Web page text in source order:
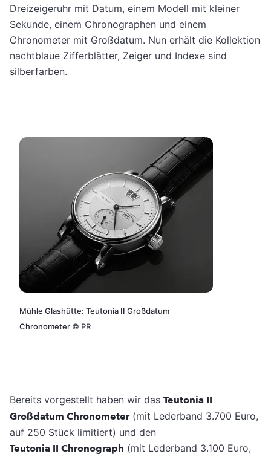
Dreizeigeruhr mit Datum, einem Modell mit kleiner
Sekunde, einem Chronographen und einem
Chronometer mit Großdatum. Nun erhält die Kollektion
nachtblaue Zifferblätter, Zeiger und Indexe sind
silberfarben.
Mühle Glashütte: Teutonia II Großdatum
Chronometer © PR
Bereits vorgestellt haben wir das Teutonia II
Großdatum Chronometer(mit Lederband 3.700 Euro,
auf 250 Stück limitiert) und den
Teutonia II Chronograph (mit Lederband 3.100 Euro,